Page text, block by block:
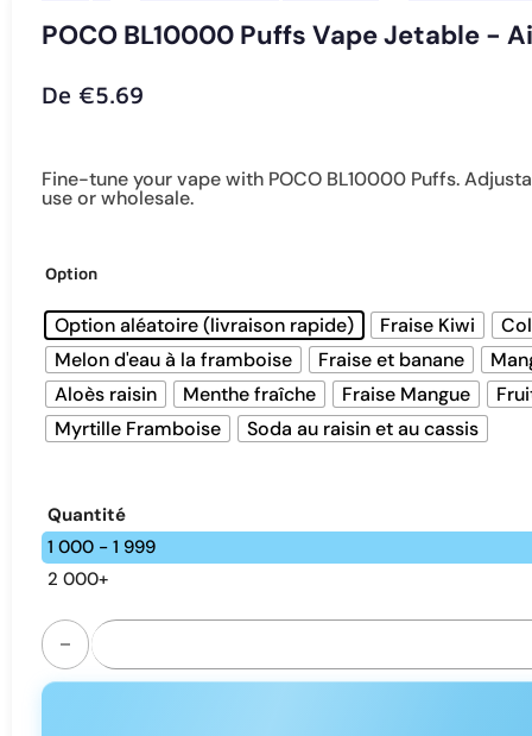
POCO BL10000 Puffs Vape Jetable -
De €5.69
Fine-tune your vape with POCO BL10000 Puffs.
use or wholesale.
Option
Option aléatoire (livraison rapide) Fraise Kiwi
Melon d'eau à la framboise
Fraise et banane
Aloès raisin
Menthe fraîche Fraise Mangue
Myrtille Framboise
Soda au raisin et au cassis
Quantité
1 000 - 1 999
2 000+
quantité de POCO BL10000 Puffs Disposable Vape -